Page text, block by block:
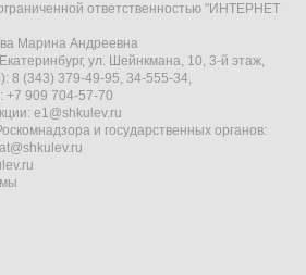
ответственностью "ИНТЕРНЕТ
Марина Андреевна
ул. Шейнкмана, 10, 3-й этаж,
8 (343) 379-49-95, 34-555-34,
+7 909 704-57-70
e1@shkulev.ru
и государственных органов: